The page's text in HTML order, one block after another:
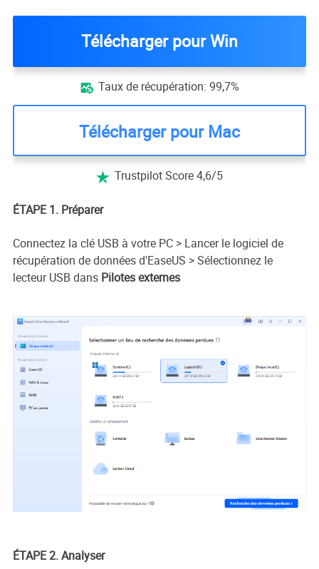
Télécharger pour Win
 Taux de récupération: 99,7%
Télécharger pour Mac
 Trustpilot Score 4,6/5
ÉTAPE 1. Préparer
Connectez la clé USB à votre PC > Lancer le logiciel de
récupération de données d'EaseUS > Sélectionnez le
lecteur USB dans Pilotes externes
ÉTAPE 2. Analyser